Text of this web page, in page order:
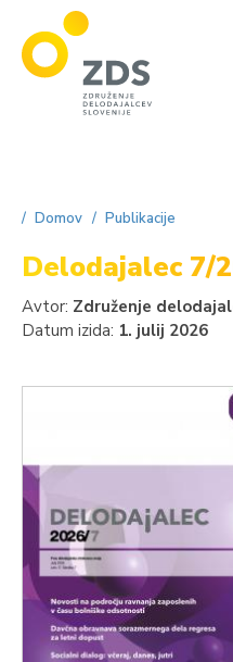
Domov Publikacije
Delodajalec 7/
Avtor: Združenje
Datum izida: 1. julij 2026